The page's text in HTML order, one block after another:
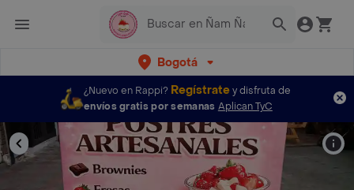
Bogotá
¿Nuevo en Rappi? Regístratey disfruta de
envíos gratis por semanas Aplican TyC